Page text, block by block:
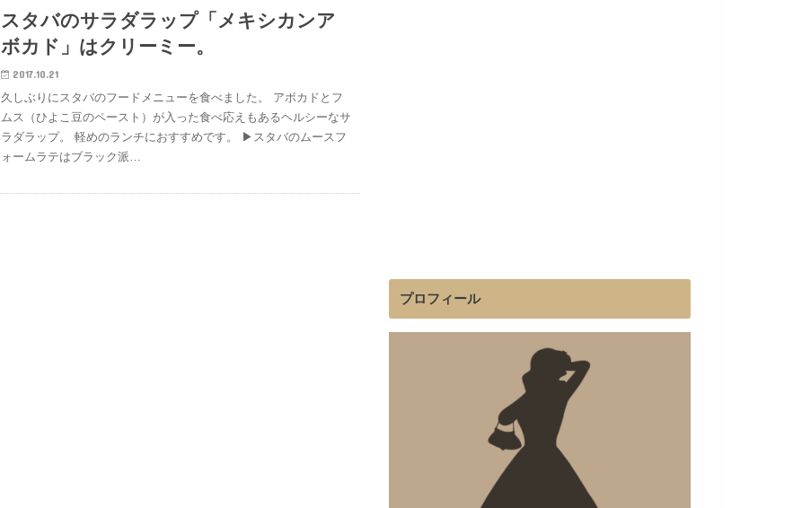
スタバのサラダラップ「メキシカンア
ボカド」はクリーミー。
2017.10.21
久しぶりにスタバのフードメニューを食べました。 アボカドとフ
ムス（ひよこ豆のペースト）が入った食べ応えもあるヘルシーなサ
ラダラップ。 軽めのランチにおすすめです。 ▶︎スタバのムースフ
ォームラテはブラック派…
プロフィール